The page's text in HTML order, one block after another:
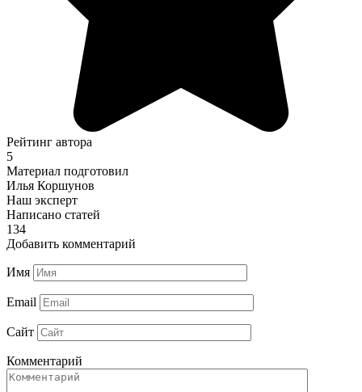
Рейтинг автора
5
Материал подготовил
Илья Коршунов
Наш эксперт
Написано статей
134
Добавить комментарий
Имя
Email
Сайт
Комментарий